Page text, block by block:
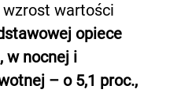
wzrost wartości
opiece
w nocnej i
– o 5,1 proc.,